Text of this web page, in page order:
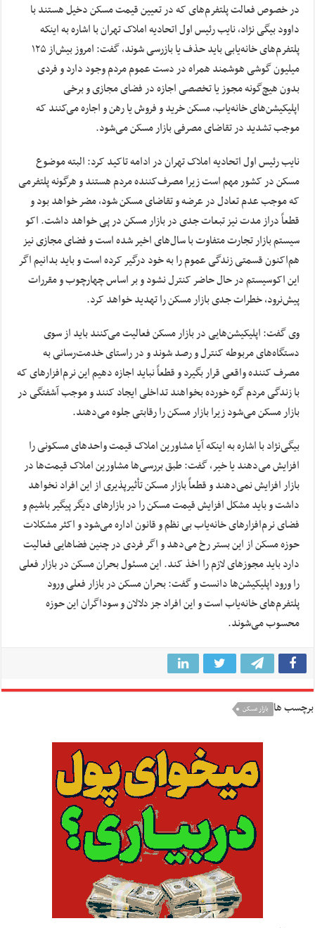
در خصوص فعالت پلتفرم‌های که در تعیین قیمت مسکن دخیل هستند با
داوود بیگی نژاد، نایب رئیس اول اتحادیه املاک تهران با اشاره به اینکه
پلتفرم‌های خانه‌یابی باید حذف یا بازرسی شوند، گفت: امروز بیش‌از ۱۲۵
میلیون گوشی هوشمند همراه در دست عموم مردم وجود دارد و فردی
بدون هیچ‌گونه مجوز یا تخصصی اجازه در فضای مجازی و برخی
اپلیکیشن‌های خانه‌یاب، مسکن خرید و فروش یا رهن و اجاره می‌کنند که
موجب تشدید در تقاضای مصرفی بازار مسکن می‌شود.
نایب رئیس اول اتحادیه املاک تهران در ادامه تاکید کرد: البته موضوع
مسکن در کشور مهم است زیرا مصرف‌کننده مردم هستند و هرگونه پلتفرمی
که موجب عدم تعادل در عرضه و تقاضای مسکن شود، مضر خواهد بود و
قطعاً دراز مدت نیز تبعات جدی در بازار مسکن در پی خواهد داشت. اکو
سیستم بازار تجارت متفاوت با سال‌های اخیر شده است و فضای مجازی نیز
هم‌اکنون قسمتی زندگی عموم را به خود درگیر کرده است و باید بدانیم اگر
این اکوسیستم در حال حاضر کنترل نشود و بر اساس چهارچوب و مقررات
پیش‌نرود، خطرات جدی بازار مسکن را تهدید خواهد کرد.
وی گفت: اپلیکیشن‌هایی در بازار مسکن فعالیت می‌کنند باید از سوی
دستگاه‌های مربوطه کنترل و رصد شوند و در راستای خدمت‌رسانی به
مصرف کننده واقعی قرار بگیرد و قطعاً نباید اجازه دهیم این نرم‌افزارهای که
با زندگی مردم گره خورده بخواهند تداخلی ایجاد کنند و موجب آشفتگی در
بازار مسکن می‌شود زیرا بازار مسکن را رقابتی جلوه می‌دهند.
بیگی‌نژاد با اشاره به اینکه آیا مشاورین املاک قیمت واحدهای مسکونی را
افزایش می‌دهند یا خیر، گفت: طبق بررسی‌ها مشاورین املاک قیمت‌ها در
بازار افزایش نمی‌دهند و قطعاً بازار مسکن تأثیرپذیری از این افراد نخواهد
داشت و باید مشکل افزایش قیمت مسکن را در بازارهای دیگر پیگیر باشیم و
فضای نرم‌افزارهای خانه‌یاب بی نظم و قانون اداره می‌شود و اکثر مشکلات
حوزه مسکن از این بستر رخ می‌دهد و اگر فردی در چنین فضاهایی فعالیت
دارد باید مجوزهای لازم را اخذ کند. این مسئول بحران مسکن در بازار فعلی
را ورود اپلیکیشن‌ها دانست و گفت: بحران مسکن در بازار فعلی ورود
پلتفرم‌های خانه‌یاب است و این افراد جز دلالان و سوداگران این حوزه
محسوب می‌شوند.
برچسب ها بازار مسکن